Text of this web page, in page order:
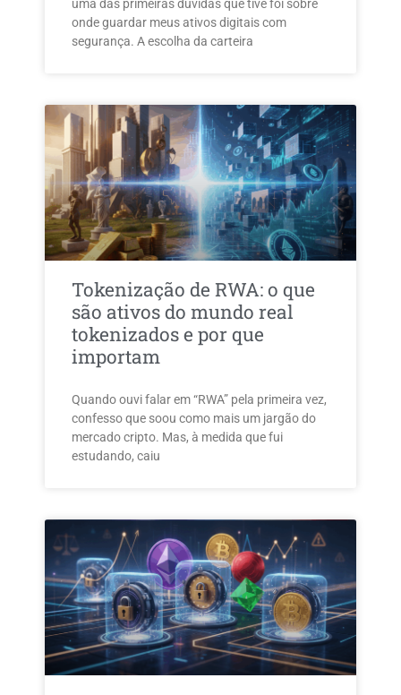
uma das primeiras dúvidas que tive foi sobre
onde guardar meus ativos digitais com
segurança. A escolha da carteira
Tokenização de RWA: o que
são ativos do mundo real
tokenizados e por que
importam
Quando ouvi falar em “RWA” pela primeira vez,
confesso que soou como mais um jargão do
mercado cripto. Mas, à medida que fui
estudando, caiu